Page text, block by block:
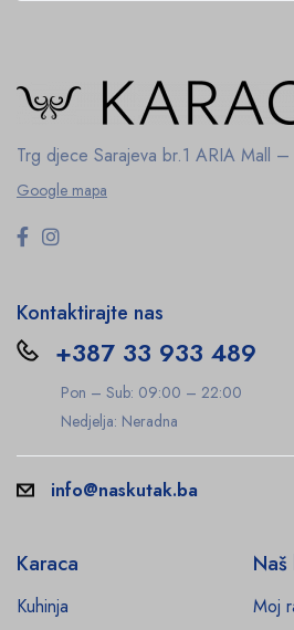
Trg djece Sarajeva br.1 ARIA Mall
Google mapa
Kontaktirajte nas
+387 33 933 489
Pon – Sub: 09:00 – 22:00
Nedjelja: Neradna
info@naskutak.ba
Karaca
Kuhinja
Moj